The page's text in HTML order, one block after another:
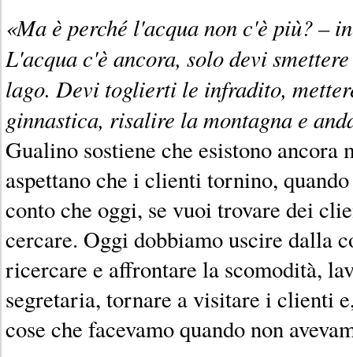
«Ma è perché l'acqua non c'è più? –
L'acqua c'è ancora, solo devi
lago. Devi toglierti le infradito,
ginnastica, risalire la montagna e
Gualino sostiene che esistono
aspettano che i clienti tornino,
conto che oggi, se vuoi trovare dei
cercare. Oggi dobbiamo uscire dalla
ricercare e affrontare la scomodità,
segretaria, tornare a visitare i clienti
cose che facevamo quando non